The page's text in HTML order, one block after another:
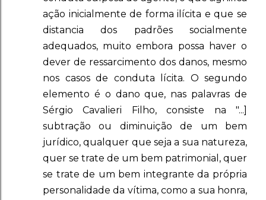
ação inicialmente de forma ilícita e que se
distancia dos padrões socialmente
adequados, muito embora possa haver o
dever de ressarcimento dos danos, mesmo
nos casos de conduta lícita. O segundo
elemento é o dano que, nas palavras de
Sérgio Cavalieri Filho, consiste na "...]
subtração ou diminuição de um bem
jurídico, qualquer que seja a sua natureza,
quer se trate de um bem patrimonial, quer
se trate de um bem integrante da própria
personalidade da vítima, como a sua honra,